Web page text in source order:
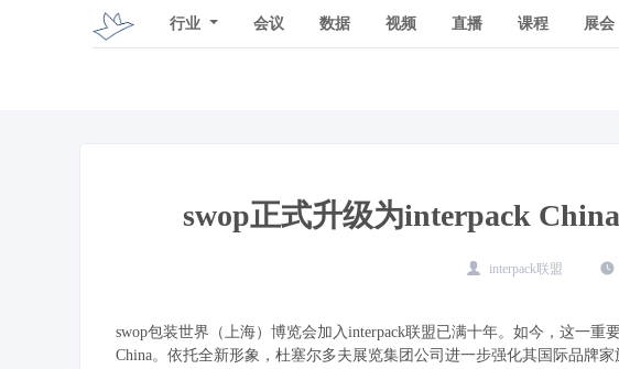
行业 会议 数据 视频 直播 课程 展会
swop正式升级为interpack
interpack联盟
swop包装世界（上海）博览会加入interpack联盟已满十年。如今，这一重
China。依托全新形象，杜塞尔多夫展览集团公司进一步强化其国际品牌